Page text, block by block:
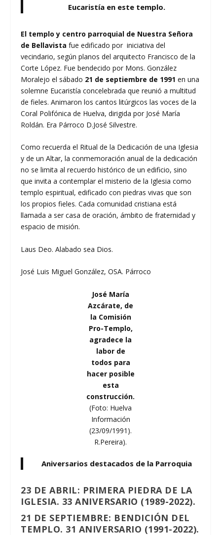
Eucaristía en este templo.
El templo y centro parroquial de Nuestra Señora
de Bellavista fue edificado por iniciativa del
vecindario, según planos del arquitecto Francisco de la
Corte López. Fue bendecido por Mons. González
Moralejo el sábado 21 de septiembre de 1991 en una
solemne Eucaristía concelebrada que reunió a multitud
de fieles. Animaron los cantos litúrgicos las voces de la
Coral Polifónica de Huelva, dirigida por José María
Roldán. Era Párroco D.José Silvestre.
Como recuerda el Ritual de la Dedicación de una Iglesia
y de un Altar, la conmemoración anual de la dedicación
no se limita al recuerdo histórico de un edificio, sino
que invita a contemplar el misterio de la Iglesia como
templo espiritual, edificado con piedras vivas que son
los propios fieles. Cada comunidad cristiana está
llamada a ser casa de oración, ámbito de fraternidad y
espacio de misión.
Laus Deo. Alabado sea Dios.
José Luis Miguel González, OSA. Párroco
José María
Azcárate, de
la Comisión
Pro-Templo,
agradece la
labor de
todos para
hacer posible
esta
construcción.
(Foto: Huelva
Información
(23/09/1991).
R.Pereira).
Aniversarios destacados de la Parroquia
23 DE ABRIL: PRIMERA PIEDRA DE LA
IGLESIA. 33 ANIVERSARIO (1989-2022).
21 DE SEPTIEMBRE: BENDICIÓN DEL
TEMPLO. 31 ANIVERSARIO (1991-2022).